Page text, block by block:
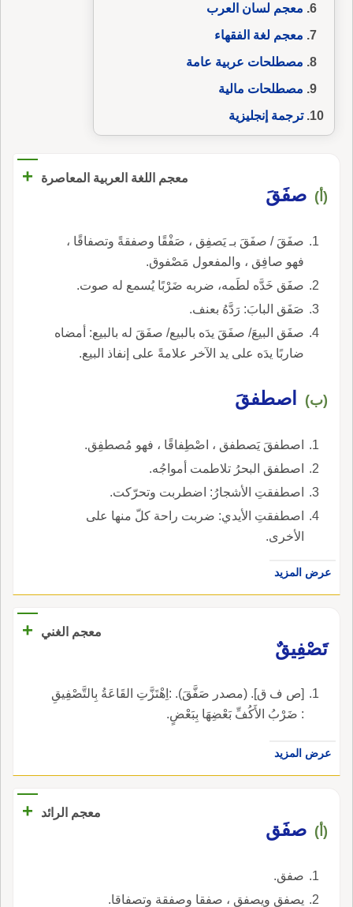
معجم لسان العرب
معجم لغة الفقهاء
مصطلحات عربية عامة
مصطلحات مالية
ترجمة إنجليزية
معجم اللغة العربية المعاصرة +
(أ) صفَقَ
صفَقَ / صفَقَ بـ يَصفِق ، صَفْقًا وصفقةً وتصفاقًا ،
فهو صافِق ، والمفعول مَصْفوق.
صفَق خَدَّه لطَمه، ضربه ضَرْبًا يُسمع له صوت.
صَفَق البابَ: رَدَّهُ بعنف.
صفَق البيعَ/ صفَقَ يدَه بالبيع/ صفَقَ له بالبيع: أمضاه
ضاربًا يدَه على يد الآخر علامةً على إنفاذ البيع.
(ب) اصطفقَ
اصطفقَ يَصطفق ، اصْطِفاقًا ، فهو مُصطفِق.
اصطفق البحرُ تلاطمت أمواجُه.
اصطفقتِ الأشجارُ: اضطربت وتحرّكت.
اصطفقتِ الأيدي: ضربت راحة كلّ منها على
الأخرى.
عرض المزيد
معجم الغني
+
تَصْفِيقٌ
[ص ف ق]. (مصدر صَفَّقَ). :اِهْتَزَّتِ القَاعَةُ بِالتَّصْفِيقِ
: ضَرْبُ الأَكُفِّ بَعْضِهَا بِبَعْضٍ.
عرض المزيد
معجم الرائد +
(أ) صفَق
صفق.
يصفق ويصفق ، صفقا وصفقة وتصفاقا.